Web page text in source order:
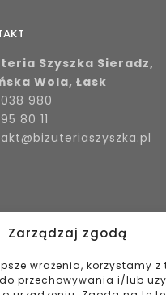
Zarządzaj zgodą
wrażenia, korzystamy
przechowywania i/lub
Szyszka Sieradz,
Wola, Łask
980
80 11